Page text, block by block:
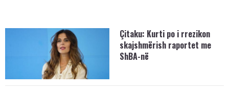
Çitaku: Kurti po i rrezikon
skajshmërish raportet me
ShBA-në